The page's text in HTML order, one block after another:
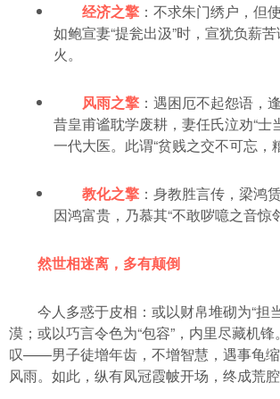
经济之擎 ：不求朱门绣户，但
如鲍宣妻“提瓮出汲”时，宣犹负薪
火。
风雨之擎 ：遇困厄不起怨语，
昔皇甫谧耽学废耕，妻任氏泣劝“士
一代大医。此谓“贫贱之交不可忘，
教化之擎 ：身教胜言传，梁鸿
因鸿富贵，乃慕其“不敢哕噫之音惊
然世相迷离，多有颠倒
今人多惑于皮相：或以财帛堆砌为“担
漠；或以巧言令色为“包容”，内里尽藏机锋
叹——男子徒增年齿，不增智慧，遇事龟
风雨。如此，纵有凤冠霞帔开场，终成荒腔